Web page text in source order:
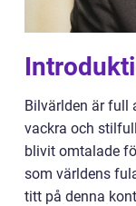
Bilvärlden är full
vackra och
blivit omtalade
som världens
titt på denna